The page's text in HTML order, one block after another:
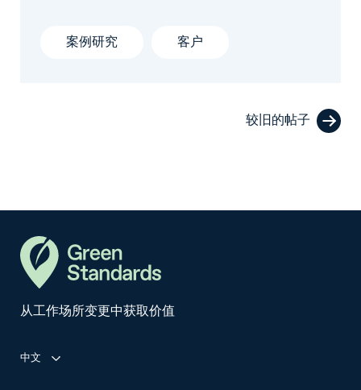
案例研究 客户
较旧的帖子
从工作场所变更中获取价值
中文